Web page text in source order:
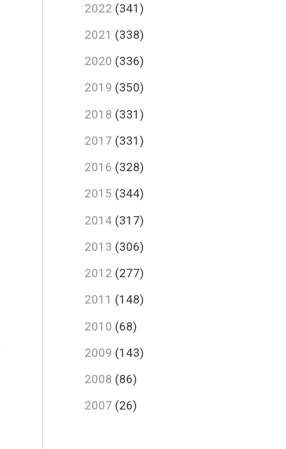
2022 (341)
2021 (338)
2020 (336)
2019 (350)
2018 (331)
2017 (331)
2016 (328)
2015 (344)
2014 (317)
2013 (306)
2012 (277)
2011 (148)
2010 (68)
2009 (143)
2008 (86)
2007 (26)